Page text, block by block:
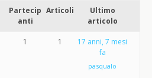
Partecip
anti
Articoli
Ultimo
articolo
1 1
17 anni, 7 mesi
fa
pasqualo